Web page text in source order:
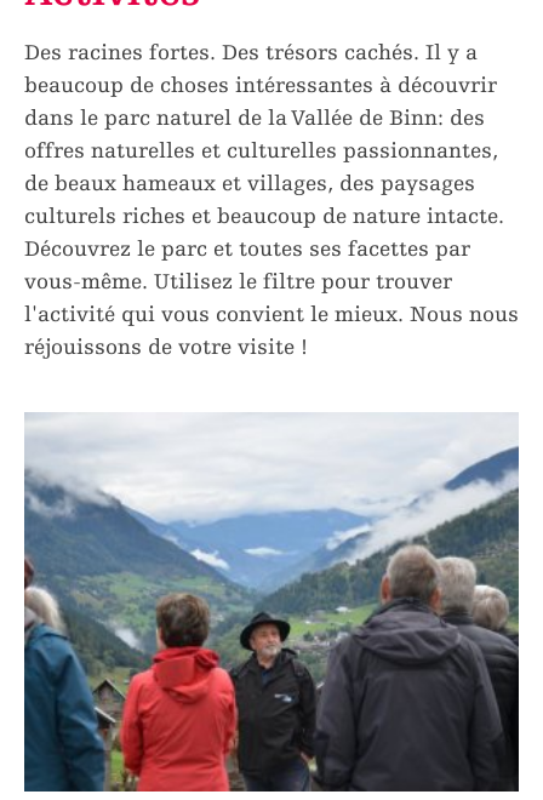
Des racines fortes. Des trésors cachés. Il y a
beaucoup de choses intéressantes à découvrir
dans le parc naturel de la Vallée de Binn: des
offres naturelles et culturelles passionnantes,
de beaux hameaux et villages, des paysages
culturels riches et beaucoup de nature intacte.
Découvrez le parc et toutes ses facettes par
vous-même. Utilisez le filtre pour trouver
l'activité qui vous convient le mieux. Nous nous
réjouissons de votre visite !